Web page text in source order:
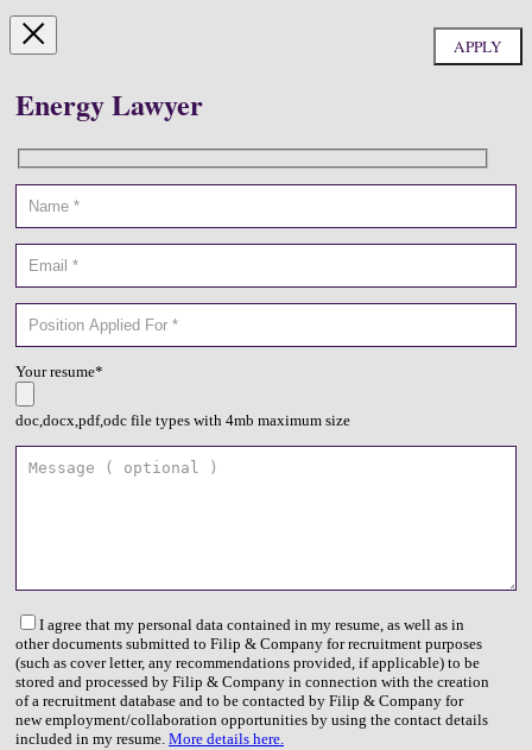
Energy Lawyer
Your resume*
doc,docx,pdf,odc file types with 4mb maximum size
I agree that my personal data contained in my resume, as well as in
other documents submitted to Filip & Company for recruitment purposes
(such as cover letter, any recommendations provided, if applicable) to be
stored and processed by Filip & Company in connection with the creation
of a recruitment database and to be contacted by Filip & Company for
new employment/collaboration opportunities by using the contact details
included in my resume. More details here.